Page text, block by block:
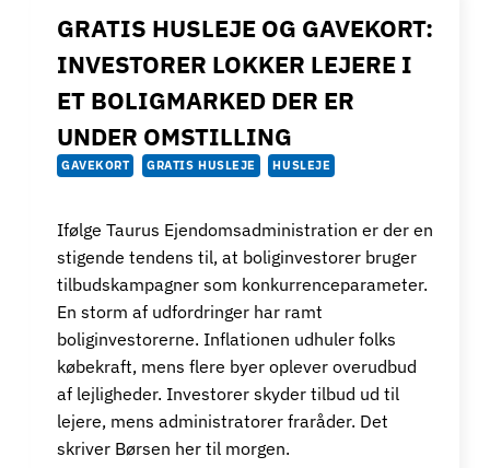
GRATIS HUSLEJE OG GAVEKORT:
INVESTORER LOKKER LEJERE I
ET BOLIGMARKED DER ER
UNDER OMSTILLING
GAVEKORT GRATIS HUSLEJE HUSLEJE
Ifølge Taurus Ejendomsadministration er der en
stigende tendens til, at boliginvestorer bruger
tilbudskampagner som konkurrenceparameter.
En storm af udfordringer har ramt
boliginvestorerne. Inflationen udhuler folks
købekraft, mens flere byer oplever overudbud
af lejligheder. Investorer skyder tilbud ud til
lejere, mens administratorer fraråder. Det
skriver Børsen her til morgen.